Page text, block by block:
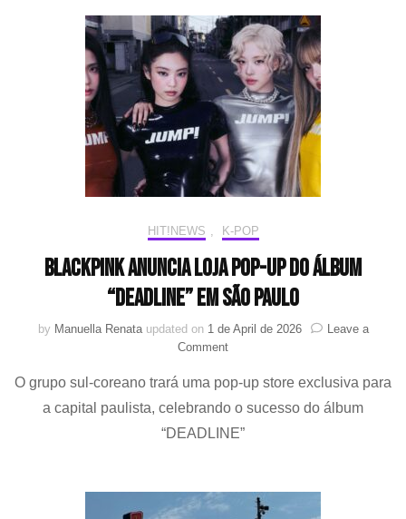
Kpop
Demon
Hunters
mais;
veja
os
vencedores
do
“iHeartRadio
2026”
HIT!NEWS K-POP
BLACKPINK anuncia loja pop-up do álbum
“DEADLINE” em são Paulo
by Manuella Renata updated on 1 de April de 2026
Leave a
Commenton
anuncia
up
“DEADLINE”
O grupo sul-coreano trará uma pop-up store exclusiva para
a capital paulista, celebrando o sucesso do álbum
“DEADLINE”